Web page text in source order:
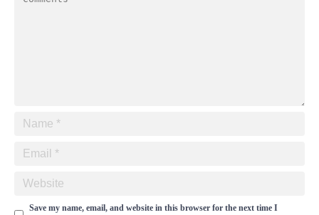
Save my name, email, and website in this browser for the next time I